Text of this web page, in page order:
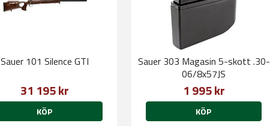
Sauer 101 Silence GTI
31 195 kr
KÖP
Sauer 303 Magasin 5-skott .30-
06/8x57JS
1 995 kr
KÖP